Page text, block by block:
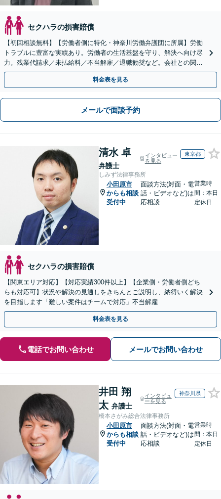
セクハラの損害賠償
【初回相談無料】【労働者側に特化・神奈川労働弁護団に所属】労働
トラブルに豊富な実績あり。労働者の生活基盤を守り、解決へ向け尽
力。残業代請求／未払給料／不当解雇／退職勧奨など。会社との関係
性も考慮し、ご意向を尊重しながら丁寧に対応いたします
料金表を見る
メールで面談予約
清水 卓
弁護士
インタビュー
を見る
東京都
しみず法律事務所
小田原市
からも相談
受付中
面談方法(対面・電
話・ビデオなど)は
応相談
営業時
間：本日
定休日
セクハラの損害賠償
【関東エリア対応】【対応実績300件以上】【企業側・労働者側どち
らも対応可】状況や解決の見通しをきちんとご説明し、納得いく解決
を目指します「難しい案件はチームで対応」不当解雇
料金表を見る
電話でお問い合わせ メールでお問い合わせ
井田 翔
太 弁護士
インタビュ
ーを見る
神奈川県
橋本さがみ総合法律事務所
小田原市
からも相談
受付中
面談方法(対面・電
話・ビデオなど)は
応相談
営業時
間：本日
定休日